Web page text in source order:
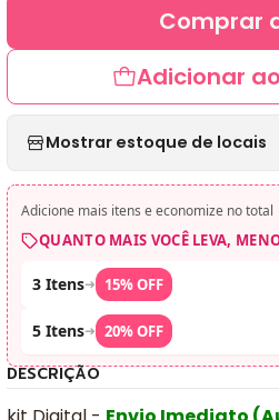
Adicionar
Comprar
Mostrar estoque de locais
Adicione mais itens e economize no total
QUANTO MAIS VOCÊ LEVA,
3 Itens➜ 15% OFF
5 Itens➜ 20% OFF
DESCRIÇÃO